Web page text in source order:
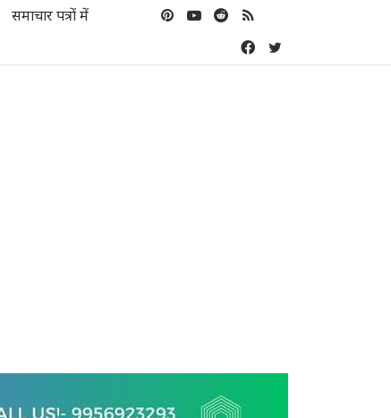
समाचार पत्रों में
RSS
Reddit
YouTube
Pinterest
Facebook